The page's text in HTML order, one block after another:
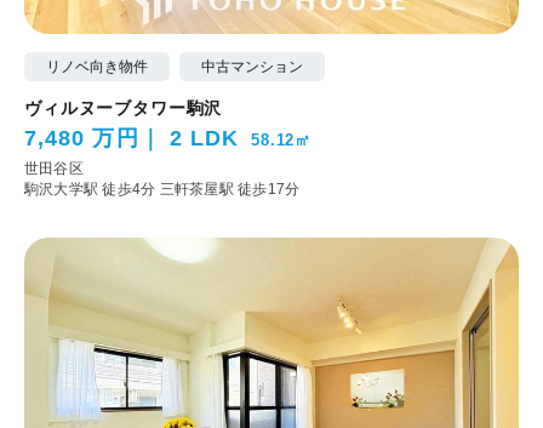
リノベ向き物件 中古マンション
ヴィルヌーブタワー駒沢
7,480 万円 2 LDK 58.12㎡
世田谷区
駒沢大学駅 徒歩4分 三軒茶屋駅 徒歩17分